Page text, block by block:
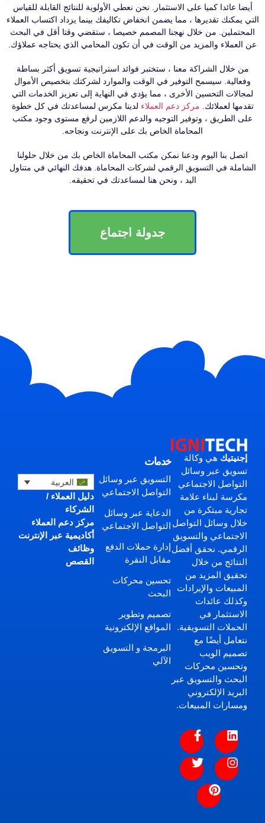
أيضا عائدا كميا على الاستثمار. نحن نعطي الأولوية للنتائج القابلة للقياس
التي يمكنك تقديرها ، مما يضمن انخفاض تكاليفك بينما يزداد اكتساب العملاء
المحتملين. من خلال نهجنا المصمم خصيصا ، ستقضي وقتا أقل في البحث
عن العملاء والمزيد من الوقت في أن تكون المحامي الذي يحتاجه عملاؤك.
من خلال الشراكة معنا ، ستختبر فوائد استراتيجية تسويق أكثر بساطة
وفعالية. سيسمح التوفير في الوقت والموارد لشركتك بتخصيص الأموال
لمجالات التحسين الأخرى ، مما يؤدي في النهاية إلى تعزيز الخدمات التي
تقدمها لعملائك. مركز دعم العملاء لدينا مكرس لمساعدتك في كل خطوة
على الطريق ، وتوفير التوجيه والدعم اللازمين لرفع مستوى وجود مكتب
المحاماة الخاص بك على الإنترنت ونجاحه.
اتصل بنا اليوم ودعنا نمكن مكتب المحاماة الخاص بك من خلال حلولنا
الشاملة في التسويق الرقمي لشركات المحاماة. هدفك النهائي في متناول
اليد ، ونحن هنا لمساعدتك في تحقيقه.
جدولة اجتماع
إجنيتيك هي وكالة
تسويق عبر وسائل
التواصل الاجتماعي
مكرسة لبناء علامة
تجارية مبتكرة من
خلال وسائل التواصل
الاجتماعي والتسويق
الرقمي. نحقق أفضل
النتائج من خلال
تحقيق المزيد من
المبيعات والإيرادات
وكذلك عائدات
الاستثمار في
الحملات التسويقية.
نتعامل أيضًا مع
تصميم الويب
وتحسين محركات
البحث والتسويق عبر
البريد الإلكتروني
ومسارات المبيعات.
خدمات
التسويق عبر وسائل
التواصل الاجتماعي
الدعاية عبر وسائل
التواصل الاجتماعي
إدارة حملات الدفع
مقابل النقرة
تحسين محركات
البحث
تصميم وتطوير
المواقع الإلكترونية
البرمجة و التسويق
الآلي
العربية
دليل العملاء /
الشركاء
مركز دعم العملاء
أكاديمية عبر الإنترنت
وظائف
القصص